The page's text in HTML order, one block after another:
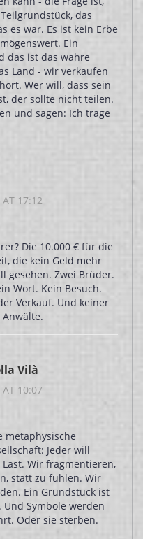
das
es war. Es ist kein Erbe
Ein
das ist das wahre
Land - wir verkaufen
Wer will, dass sein
der sollte nicht teilen.
und sagen: Ich trage
17:12
Die 10.000 € für die
die kein Geld mehr
gesehen. Zwei Brüder.
Wort. Kein Besuch.
Verkauf. Und keiner
Vilà
10:07
metaphysische
Jeder will
Wir fragmentieren,
statt zu fühlen. Wir
Ein Grundstück ist
Symbole werden
Oder sie sterben.